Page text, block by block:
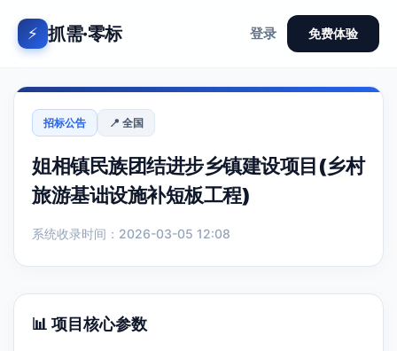
⚡ 抓需·零标 登录 免费体验
招标公告 📍 全国
姐相镇民族团结进步乡镇建设项目(乡村
旅游基诎设施补短板工程)
系统收录时间：2026-03-05 12:08
📊 项目核心参数